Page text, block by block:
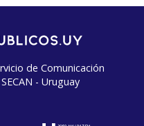
de Comunicación
- Uruguay